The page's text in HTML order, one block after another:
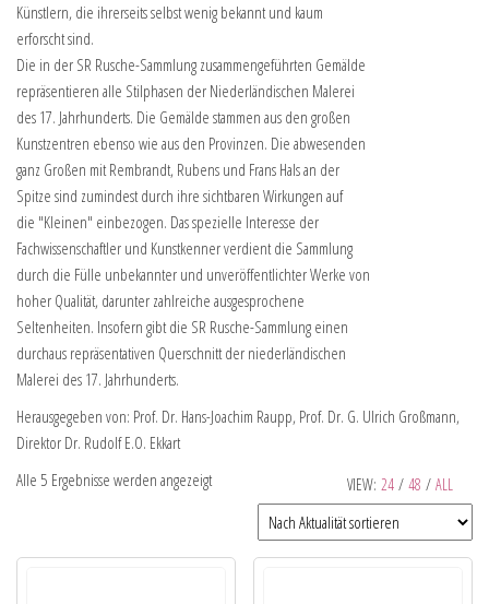
Künstlern, die ihrerseits selbst wenig bekannt und kaum
erforscht sind.
Die in der SR Rusche-Sammlung zusammengeführten Gemälde
repräsentieren alle Stilphasen der Niederländischen Malerei
des 17. Jahrhunderts. Die Gemälde stammen aus den großen
Kunstzentren ebenso wie aus den Provinzen. Die abwesenden
ganz Großen mit Rembrandt, Rubens und Frans Hals an der
Spitze sind zumindest durch ihre sichtbaren Wirkungen auf
die "Kleinen" einbezogen. Das spezielle Interesse der
Fachwissenschaftler und Kunstkenner verdient die Sammlung
durch die Fülle unbekannter und unveröffentlichter Werke von
hoher Qualität, darunter zahlreiche ausgesprochene
Seltenheiten. Insofern gibt die SR Rusche-Sammlung einen
durchaus repräsentativen Querschnitt der niederländischen
Malerei des 17. Jahrhunderts.
Herausgegeben von: Prof. Dr. Hans-Joachim Raupp, Prof. Dr. G. Ulrich Großmann,
Direktor Dr. Rudolf E.O. Ekkart
VIEW: 24 / 48 / ALL
Alle 5 Ergebnisse werden angezeigt